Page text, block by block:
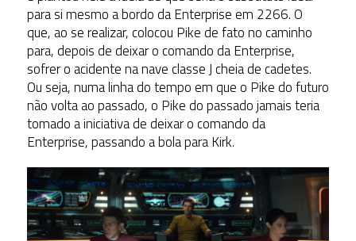
para si mesmo a bordo da Enterprise em 2266. O
que, ao se realizar, colocou Pike de fato no caminho
para, depois de deixar o comando da Enterprise,
sofrer o acidente na nave classe J cheia de cadetes.
Ou seja, numa linha do tempo em que o Pike do futuro
não volta ao passado, o Pike do passado jamais teria
tomado a iniciativa de deixar o comando da
Enterprise, passando a bola para Kirk.